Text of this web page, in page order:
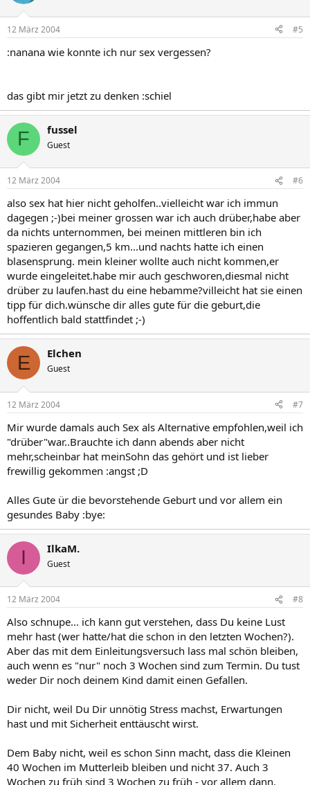
12 März 2004 #5
:nanana wie konnte ich nur sex vergessen?
das gibt mir jetzt zu denken :schiel
F fussel
Guest
12 März 2004 #6
also sex hat hier nicht geholfen..vielleicht war ich immun
dagegen ;-)bei meiner grossen war ich auch drüber,habe aber
da nichts unternommen, bei meinen mittleren bin ich
spazieren gegangen,5 km...und nachts hatte ich einen
blasensprung. mein kleiner wollte auch nicht kommen,er
wurde eingeleitet.habe mir auch geschworen,diesmal nicht
drüber zu laufen.hast du eine hebamme?villeicht hat sie einen
tipp für dich.wünsche dir alles gute für die geburt,die
hoffentlich bald stattfindet ;-)
E Elchen
Guest
12 März 2004 #7
Mir wurde damals auch Sex als Alternative empfohlen,weil ich
"drüber"war..Brauchte ich dann abends aber nicht
mehr,scheinbar hat meinSohn das gehört und ist lieber
frewillig gekommen :angst ;D
Alles Gute ür die bevorstehende Geburt und vor allem ein
gesundes Baby :bye:
I IlkaM.
Guest
12 März 2004 #8
Also schnupe... ich kann gut verstehen, dass Du keine Lust
mehr hast (wer hatte/hat die schon in den letzten Wochen?).
Aber das mit dem Einleitungsversuch lass mal schön bleiben,
auch wenn es "nur" noch 3 Wochen sind zum Termin. Du tust
weder Dir noch deinem Kind damit einen Gefallen.
Dir nicht, weil Du Dir unnötig Stress machst, Erwartungen
hast und mit Sicherheit enttäuscht wirst.
Dem Baby nicht, weil es schon Sinn macht, dass die Kleinen
40 Wochen im Mutterleib bleiben und nicht 37. Auch 3
Wochen zu früh sind 3 Wochen zu früh - vor allem dann,